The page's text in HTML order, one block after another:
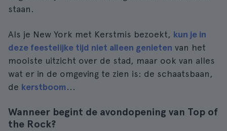
staan.
Als je New York met Kerstmis bezoekt, kun je in
deze feestelijke tijd niet alleen genieten van het
mooiste uitzicht over de stad, maar ook van alles
wat er in de omgeving te zien is: de schaatsbaan,
de kerstboom...
Wanneer begint de avondopening van Top of
the Rock?